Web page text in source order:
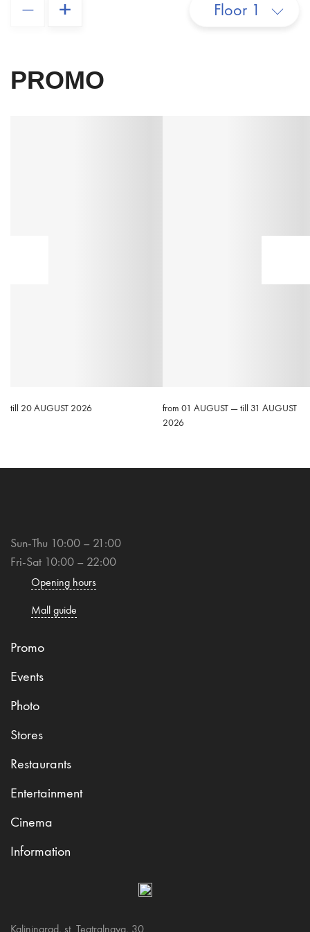
– + Floor 1
PROMO
till 20 AUGUST 2026
from 01 AUGUST — till 31 AUGUST
2026
Sun-Thu 10:00 – 21:00
Fri-Sat 10:00 – 22:00
Opening hours
Mall guide
Promo
Events
Photo
Stores
Restaurants
Entertainment
Cinema
Information
Kaliningrad, st. Teatralnaya, 30